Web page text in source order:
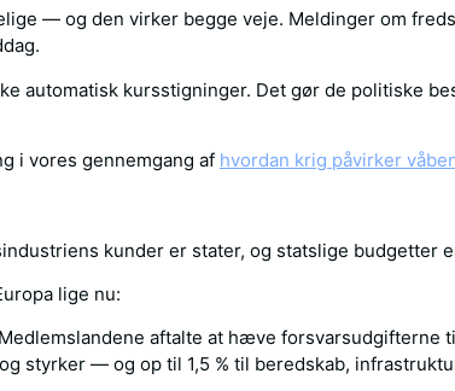
— og den virker begge veje. Meldinger om
automatisk kursstigninger. Det gør de politiske
i vores gennemgang af hvordan krig påvirker
kunder er stater, og statslige
lige nu:
Medlemslandene aftalte at hæve forsvarsudgifterne
styrker — og op til 1,5 % til beredskab,